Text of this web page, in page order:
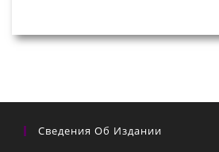
Сведения Об Издании